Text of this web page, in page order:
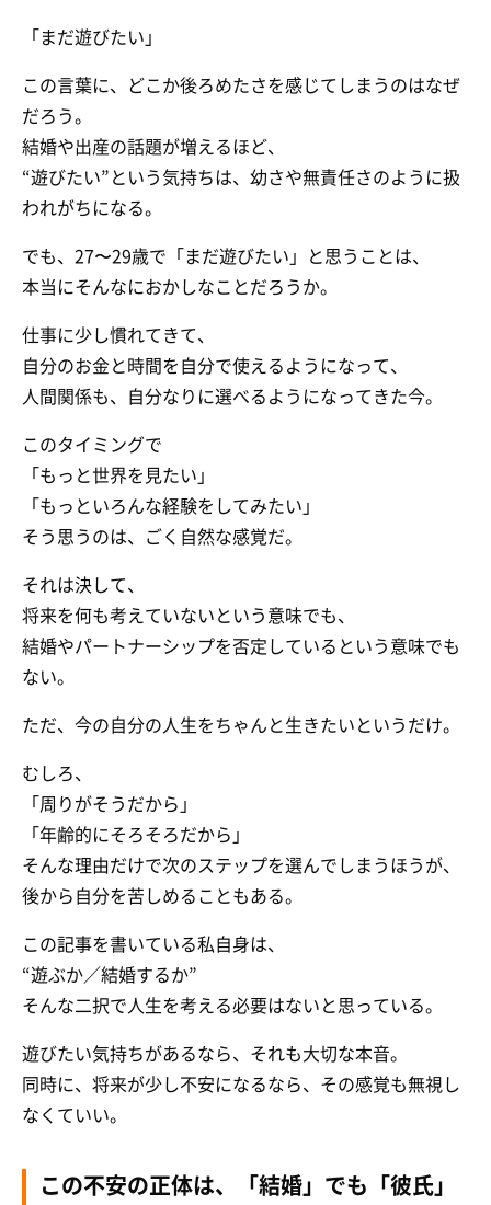
「まだ遊びたい」
この言葉に、どこか後ろめたさを感じてしまうのはなぜ
だろう。
結婚や出産の話題が増えるほど、
“遊びたい”という気持ちは、幼さや無責任さのように扱
われがちになる。
でも、27〜29歳で「まだ遊びたい」と思うことは、
本当にそんなにおかしなことだろうか。
仕事に少し慣れてきて、
自分のお金と時間を自分で使えるようになって、
人間関係も、自分なりに選べるようになってきた今。
このタイミングで
「もっと世界を見たい」
「もっといろんな経験をしてみたい」
そう思うのは、ごく自然な感覚だ。
それは決して、
将来を何も考えていないという意味でも、
結婚やパートナーシップを否定しているという意味でも
ない。
ただ、今の自分の人生をちゃんと生きたいというだけ。
むしろ、
「周りがそうだから」
「年齢的にそろそろだから」
そんな理由だけで次のステップを選んでしまうほうが、
後から自分を苦しめることもある。
この記事を書いている私自身は、
“遊ぶか／結婚するか”
そんな二択で人生を考える必要はないと思っている。
遊びたい気持ちがあるなら、それも大切な本音。
同時に、将来が少し不安になるなら、その感覚も無視し
なくていい。
この不安の正体は、「結婚」でも「彼氏」